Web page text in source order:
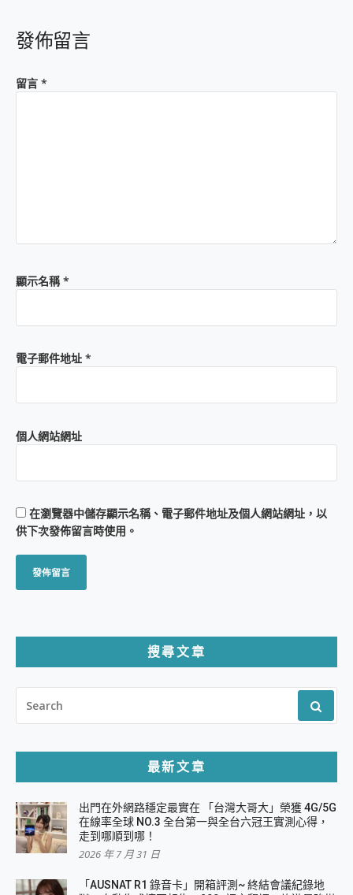
發佈留言
留言 *
顯示名稱*
電子郵件地址 *
個人網站網址
在瀏覽器中儲存顯示名稱、電子郵件地址及個人網站網址，以
供下次發佈留言時使用。
搜尋文章
FOR:
最新文章
出門在外網路穩定最實在 「台灣大哥大」榮獲 4G/5G
在線率全球 NO.3 全台第一與全台六冠王實測心得，
走到哪順到哪！
2026 年 7 月 31 日
「AUSNAT R1 錄音卡」開箱評測~ 終結會議紀錄地